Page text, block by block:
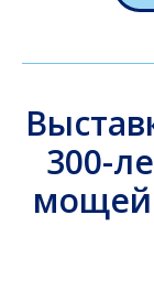
300-
мощей